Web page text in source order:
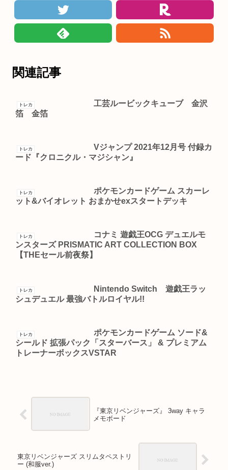
関連記事
トレカ
工芸ルービックキューブ 金沢
箔 金箔
トレカ
Vジャンプ 2021年12月号 付録カ
ード『クロニクル・マジシャン』
トレカ
ポケモンカードゲーム スカーレ
ット&バイオレット おまかせexスタートデッキ
トレカ
コナミ 遊戯王OCG デュエルモ
ンスターズ PRISMATIC ART COLLECTION BOX
【THEセール前夜祭】
トレカ
Nintendo Switch 遊戯王ラッ
シュデュエル 最強バトルロイヤル!!
トレカ
ポケモンカードゲーム ソード&
シールド 拡張パック「スターバース」 & プレミアム
トレーナーボックスVSTAR
『東京リベンジャーズ』 3way キャラ
メモボード
東京リベンジャーズ スリムタペストリ
ー (和服ver.)